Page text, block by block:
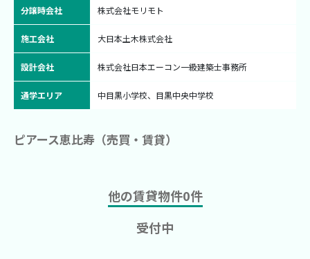
分譲時会社 株式会社モリモト
施工会社 大日本土木株式会社
設計会社 株式会社日本エーコン一級建築士事務所
通学エリア 中目黒小学校、目黒中央中学校
ピアース恵比寿（売買・賃貸）
他の賃貸物件0件
受付中